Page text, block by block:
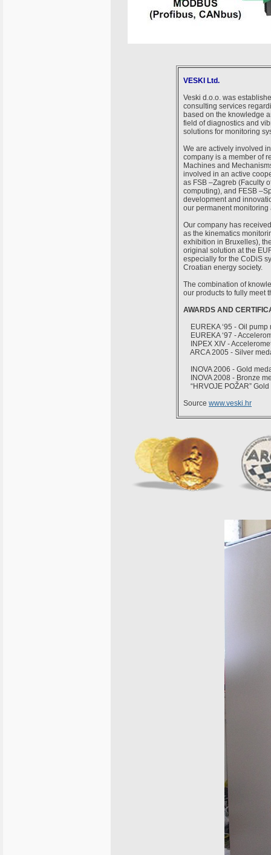
VESKI Ltd.
Veski d.o.o. was
consulting services
based on the knowledge
field of diagnostics and
solutions for monitoring
We are actively involved
company is a member of
Machines and
involved in an active
as FSB –Zagreb (Faculty
computing), and FESB
development and
our permanent
Our company has
as the kinematics
exhibition in Bruxelles),
original solution at the
especially for the CoDiS
Croatian energy society.
The combination of
our products to fully meet
AWARDS AND
EUREKA ‘95 - Oil
EUREKA ‘97 -
INPEX XIV -
ARCA 2005 - Silver
INOVA 2006 - Gold
INOVA 2008 - Bronze
“HRVOJE POŽAR”
Source www.veski.hr